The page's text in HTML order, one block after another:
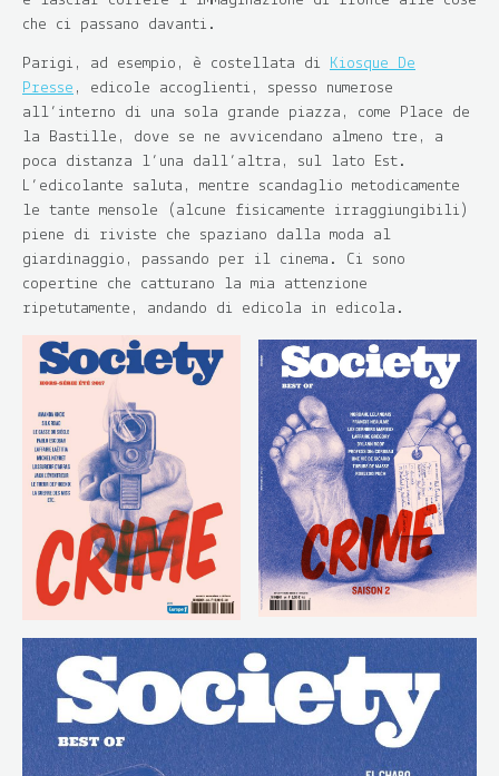
che ci passano davanti.
Parigi, ad esempio, è costellata di
Kiosque De
Presse , edicole accoglienti, spesso numerose
all’interno di una sola grande piazza, come Place de
la Bastille, dove se ne avvicendano almeno tre, a
poca distanza l’una dall’altra, sul lato Est.
L’edicolante saluta, mentre scandaglio metodicamente
le tante mensole (alcune fisicamente irraggiungibili)
piene di riviste che spaziano dalla moda al
giardinaggio, passando per il cinema. Ci sono
copertine che catturano la mia attenzione
ripetutamente, andando di edicola in edicola.